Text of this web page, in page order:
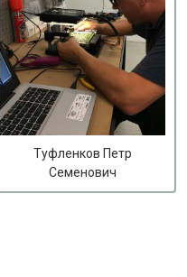
Туфленков Петр
Семенович